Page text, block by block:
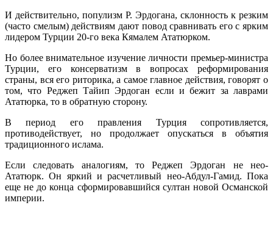
И действительно, популизм Р. Эрдогана, склонность к резким
(часто смелым) действиям дают повод сравнивать его с ярким
лидером Турции 20-го века Кямалем Ататюрком.
Но более внимательное изучение личности премьер-министра
Турции, его консерватизм в вопросах реформирования
страны, вся его риторика, а самое главное действия, говорят о
том, что Реджеп Тайип Эрдоган если и бежит за лаврами
Ататюрка, то в обратную сторону.
В период его правления Турция сопротивляется,
противодействует, но продолжает опускаться в объятия
традиционного ислама.
Если следовать аналогиям, то Реджеп Эрдоган не нео-
Ататюрк. Он яркий и расчетливый нео-Абдул-Гамид. Пока
еще не до конца сформировавшийся султан новой Османской
империи.